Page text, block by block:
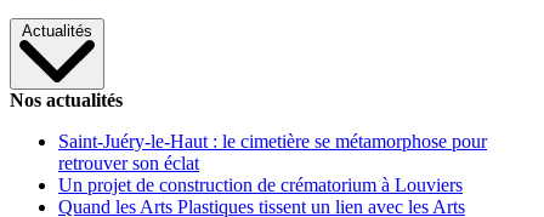
Actualités
Nos actualités
Saint-Juéry-le-Haut : le cimetière se métamorphose pour
retrouver son éclat
Un projet de construction de crématorium à Louviers
Quand les Arts Plastiques tissent un lien avec les Arts